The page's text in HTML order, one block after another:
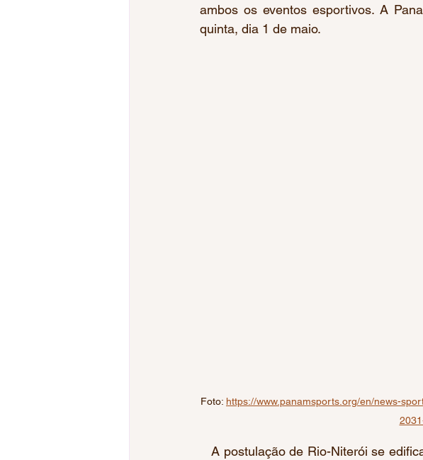
ambos os eventos esportivos. A
quinta, dia 1 de maio.
Foto: https://www.panamsports.org/en/news-
A postulação de Rio-Niterói se